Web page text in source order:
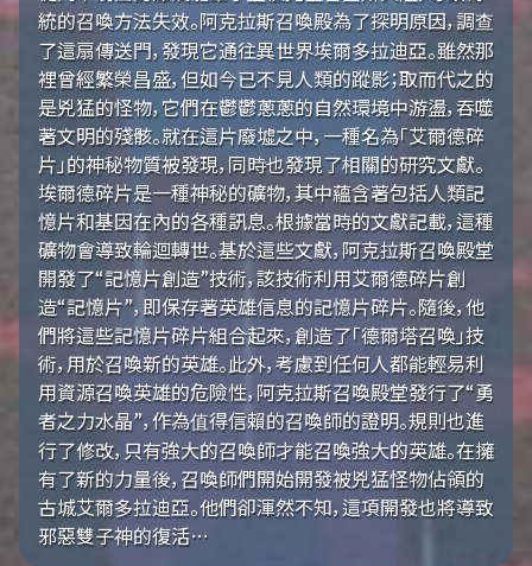
統的召喚方法失效。阿克拉斯召喚殿為了探明原因，調查
了這扇傳送門，發現它通往異世界埃爾多拉迪亞。雖然那
裡曾經繁榮昌盛，但如今已不見人類的蹤影；取而代之的
是兇猛的怪物，它們在鬱鬱蔥蔥的自然環境中游盪，吞噬
著文明的殘骸。就在這片廢墟之中，一種名為「艾爾德碎
片」的神秘物質被發現，同時也發現了相關的研究文獻。
埃爾德碎片是一種神秘的礦物，其中蘊含著包括人類記
憶片和基因在內的各種訊息。根據當時的文獻記載，這種
礦物會導致輪迴轉世。基於這些文獻，阿克拉斯召喚殿堂
開發了“記憶片創造”技術，該技術利用艾爾德碎片創
造“記憶片”，即保存著英雄信息的記憶片碎片。隨後，他
們將這些記憶片碎片組合起來，創造了「德爾塔召喚」技
術，用於召喚新的英雄。此外，考慮到任何人都能輕易利
用資源召喚英雄的危險性，阿克拉斯召喚殿堂發行了“勇
者之力水晶”，作為值得信賴的召喚師的證明。規則也進
行了修改，只有強大的召喚師才能召喚強大的英雄。在擁
有了新的力量後，召喚師們開始開發被兇猛怪物佔領的
古城艾爾多拉迪亞。他們卻渾然不知，這項開發也將導致
邪惡雙子神的復活…